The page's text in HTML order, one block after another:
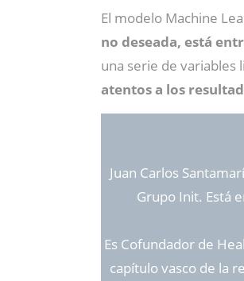
El modelo Machine
no deseada, está
una serie de variables
atentos a los
Juan Carlos
Grupo Init. Está
Es Cofundador de
capítulo vasco de la